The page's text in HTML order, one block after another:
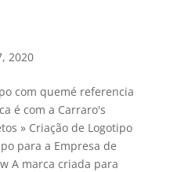
2020
com quemé referencia
é com a Carraro's
» Criação de Logotipo
para a Empresa de
A marca criada para